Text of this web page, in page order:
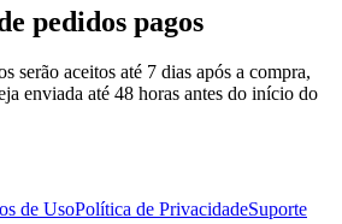
pedidos pagos
serão aceitos até 7 dias após a compra,
enviada até 48 horas antes do início do
de UsoPolítica de PrivacidadeSuporte